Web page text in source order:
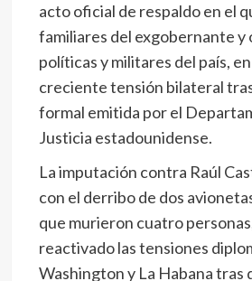
acto oficial de respaldo en el
familiares del exgobernante y
políticas y militares del país,
creciente tensión bilateral
formal emitida por el
Justicia estadounidense.
La imputación contra Raúl
con el derribo de dos
que murieron cuatro
reactivado las tensiones
Washington y La Habana tras